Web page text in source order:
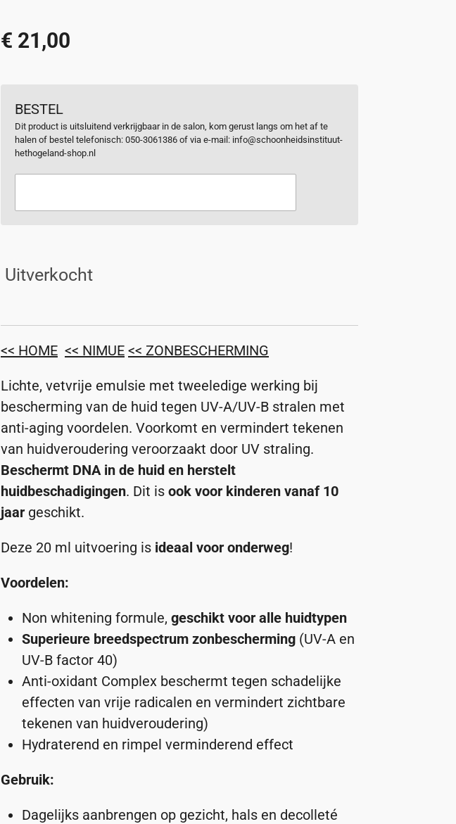
€ 21,00
BESTEL
Dit product is uitsluitend verkrijgbaar in de salon, kom gerust langs om het af te
halen of bestel telefonisch: 050-3061386 of via e-mail: info@schoonheidsinstituut-
hethogeland-shop.nl
Uitverkocht
<< HOME << NIMUE << ZONBESCHERMING
Lichte, vetvrije emulsie met tweeledige werking bij
bescherming van de huid tegen UV-A/UV-B stralen met
anti-aging voordelen. Voorkomt en vermindert tekenen
van huidveroudering veroorzaakt door UV straling.
Beschermt DNA in de huid en herstelt
huidbeschadigingen. Dit is ook voor kinderen vanaf 10
jaar geschikt.
Deze 20 ml uitvoering is ideaal voor onderweg!
Voordelen:
Non whitening formule, geschikt voor alle huidtypen
Superieure breedspectrum zonbescherming (UV-A en
UV-B factor 40)
Anti-oxidant Complex beschermt tegen schadelijke
effecten van vrije radicalen en vermindert zichtbare
tekenen van huidveroudering)
Hydraterend en rimpel verminderend effect
Gebruik:
Dagelijks aanbrengen op gezicht, hals en decolleté